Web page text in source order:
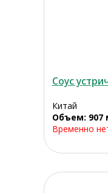
Соус
Китай
Объем: 907
Временно